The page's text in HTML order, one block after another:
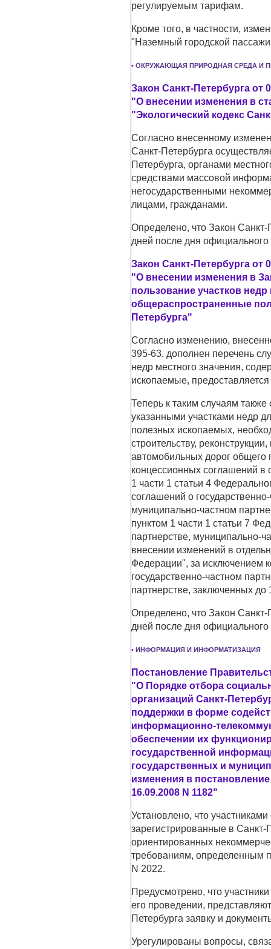
регулируемым тарифам.
Кроме того, в частности,
"Наземный городской
• ОКРУЖАЮЩАЯ ПРИРОДНАЯ СРЕДА И
Закон Санкт-Петербурга от
"О внесении изменения в
"Экологический кодекс
Согласно внесенному
Санкт-Петербурга
Петербурга, органами
средствами массовой
негосударственными
лицами, гражданами.
Определено, что Закон Санкт-
дней после дня официального
Закон Санкт-Петербурга от
"О внесении изменения в
пользование участков
общераспространенные
Петербурга"
Согласно изменению,
395-63, дополнен перечень
недр местного значения,
ископаемые,
Теперь к таким случаям
указанными участками недр
полезных ископаемых,
строительству,
автомобильных дорог общего
концессионных соглашений в
1 части 1 статьи 4
соглашений о
муниципально-частном
пунктом 1 части 1 статьи 7
партнерстве, муниципально-
внесении изменений в
Федерации", за исключением
государственно-частном
партнерстве, заключенных до
Определено, что Закон Санкт-
дней после дня официального
• ИНФОРМАЦИЯ И ИНФОРМАТИЗАЦИЯ
Постановление
"О Порядке отбора
организаций Санкт-
поддержки в форме
информационно-
обеспечении их
государственной
государственных и
изменения в
16.09.2008 N 1182"
Установлено, что
зарегистрированные в
ориентированных
требованиям, определенным
N 2022.
Предусмотрено, что
его проведении,
Петербурга заявку и
Урегулированы вопросы,